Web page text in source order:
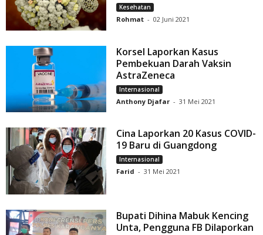
Kesehatan
Rohmat - 02 Juni 2021
Korsel Laporkan Kasus
Pembekuan Darah Vaksin
AstraZeneca
Internasional
Anthony Djafar - 31 Mei 2021
Cina Laporkan 20 Kasus COVID-
19 Baru di Guangdong
Internasional
Farid - 31 Mei 2021
Bupati Dihina Mabuk Kencing
Unta, Pengguna FB Dilaporkan